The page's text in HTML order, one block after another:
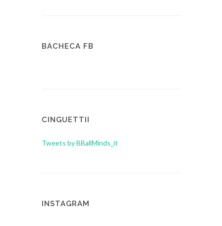
BACHECA FB
CINGUETTII
Tweets by BBallMinds_it
INSTAGRAM